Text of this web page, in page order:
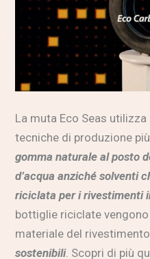
La muta Eco Seas
tecniche di produzione
gomma naturale al posto
d’acqua anziché solventi
riciclata per i rivestimenti
bottiglie riciclate
materiale del
sostenibili. Scopri di più